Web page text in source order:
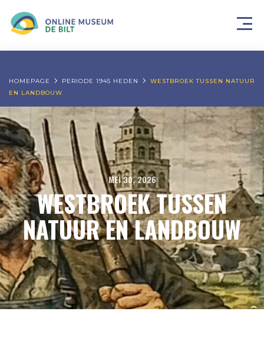
HOMEPAGE PERIODE 1945 HEDEN
WESTBROEK TUSSEN NATUUR
EN LANDBOUW
MEI 30, 2026
WESTBROEK TUSSEN
NATUUR EN LANDBOUW